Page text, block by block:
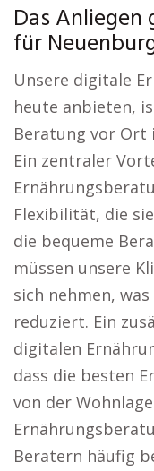
Das Anliegen
für
Unsere digitale
heute anbieten,
Beratung vor Ort
Ein zentraler
Flexibilität, die
die bequeme
müssen unsere
sich nehmen,
reduziert. Ein
digitalen
dass die besten
von der
Beratern häufig